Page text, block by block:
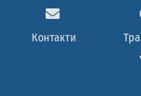
Контакти